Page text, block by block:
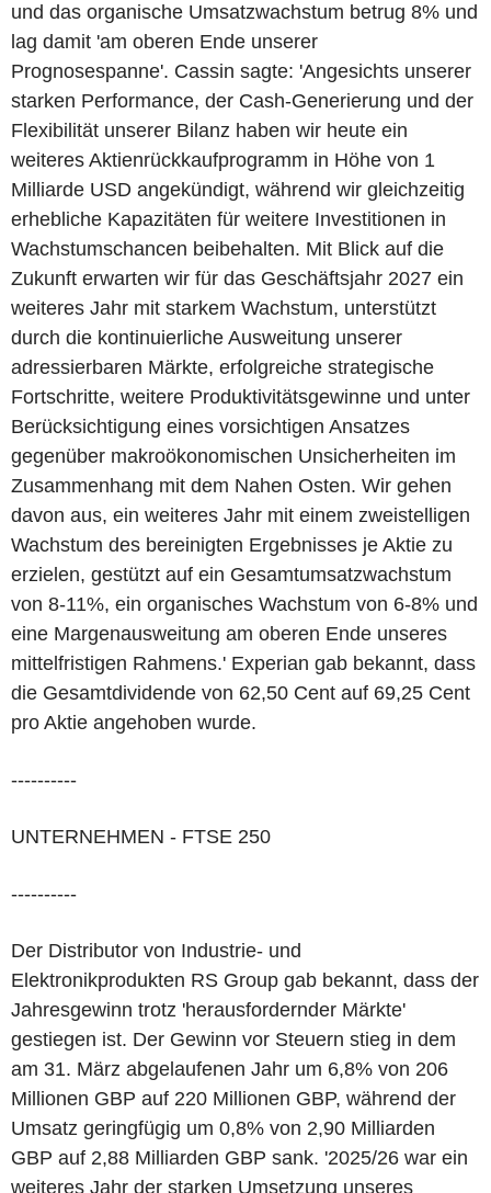
und das organische Umsatzwachstum betrug 8% und
lag damit 'am oberen Ende unserer
Prognosespanne'. Cassin sagte: 'Angesichts unserer
starken Performance, der Cash-Generierung und der
Flexibilität unserer Bilanz haben wir heute ein
weiteres Aktienrückkaufprogramm in Höhe von 1
Milliarde USD angekündigt, während wir gleichzeitig
erhebliche Kapazitäten für weitere Investitionen in
Wachstumschancen beibehalten. Mit Blick auf die
Zukunft erwarten wir für das Geschäftsjahr 2027 ein
weiteres Jahr mit starkem Wachstum, unterstützt
durch die kontinuierliche Ausweitung unserer
adressierbaren Märkte, erfolgreiche strategische
Fortschritte, weitere Produktivitätsgewinne und unter
Berücksichtigung eines vorsichtigen Ansatzes
gegenüber makroökonomischen Unsicherheiten im
Zusammenhang mit dem Nahen Osten. Wir gehen
davon aus, ein weiteres Jahr mit einem zweistelligen
Wachstum des bereinigten Ergebnisses je Aktie zu
erzielen, gestützt auf ein Gesamtumsatzwachstum
von 8-11%, ein organisches Wachstum von 6-8% und
eine Margenausweitung am oberen Ende unseres
mittelfristigen Rahmens.' Experian gab bekannt, dass
die Gesamtdividende von 62,50 Cent auf 69,25 Cent
pro Aktie angehoben wurde.
----------
UNTERNEHMEN - FTSE 250
----------
Der Distributor von Industrie- und
Elektronikprodukten RS Group gab bekannt, dass der
Jahresgewinn trotz 'herausfordernder Märkte'
gestiegen ist. Der Gewinn vor Steuern stieg in dem
am 31. März abgelaufenen Jahr um 6,8% von 206
Millionen GBP auf 220 Millionen GBP, während der
Umsatz geringfügig um 0,8% von 2,90 Milliarden
GBP auf 2,88 Milliarden GBP sank. '2025/26 war ein
weiteres Jahr der starken Umsetzung unseres